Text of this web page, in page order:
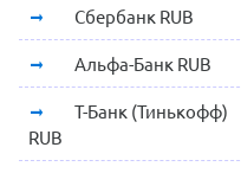
Сбербанк RUB
Альфа-Банк RUB
Т-Банк (Тинькофф)
RUB